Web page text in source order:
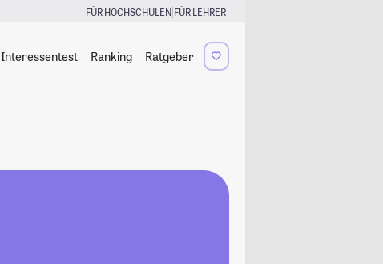
FÜR HOCHSCHULEN|FÜR LEHRER
Interessentest Ranking Ratgeber